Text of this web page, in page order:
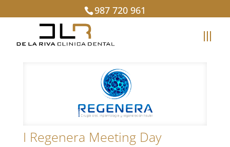
987 720 961
I Regenera Meeting Day